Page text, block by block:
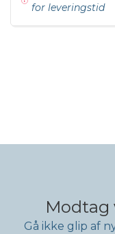
for leveringstid
Modtag
Gå ikke glip af